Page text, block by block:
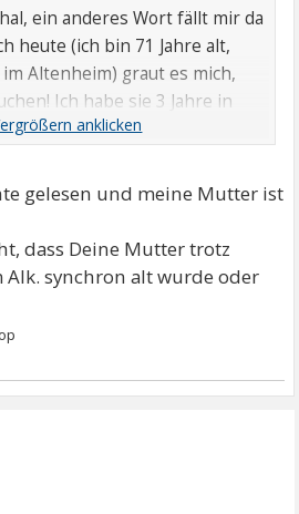
ein anderes Wort fällt mir da
heute (ich bin 71 Jahre alt,
Altenheim) graut es mich,
Ich habe sie 3 Jahre in
meine eigene Wohnung
nicht geschafft! Schließlich war
psychisch/ das Gefühl
war ein Leben lang nur
gelesen und meine Mutter ist
dass Deine Mutter trotz
synchron alt wurde oder